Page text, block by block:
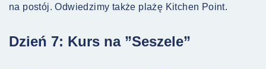
na postój. Odwiedzimy także plażę Kitchen Point.
Dzień 7: Kurs na ”Seszele”